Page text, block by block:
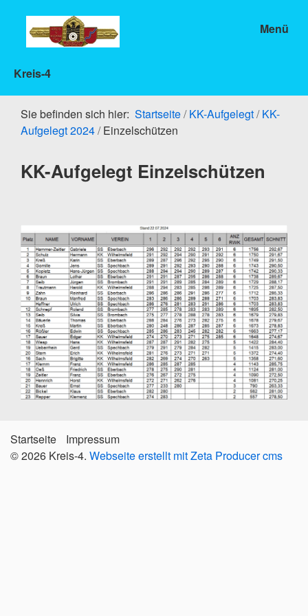
Kreis-4
Menü
Sie befinden sich hier: Startseite/ KK-Aufgelegt/ KK-
Aufgelegt 2024/ Einzelschützen
KK-Aufgelegt Einzelschützen
Startseite
Impressum
© 2026 Kreis-4. Webseite erstellt mit Zeta Producer cms